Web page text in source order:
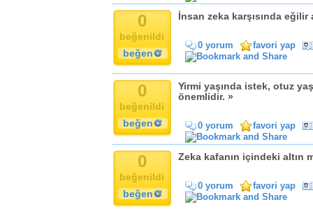
0
beğenildi
beğen
İnsan zeka karşısında
0 yorum favori yap
0
beğenildi
beğen
Yirmi yaşında istek, otuz
önemlidir. »
0 yorum favori yap
0
beğenildi
beğen
Zeka kafanın içindeki altın
0 yorum favori yap